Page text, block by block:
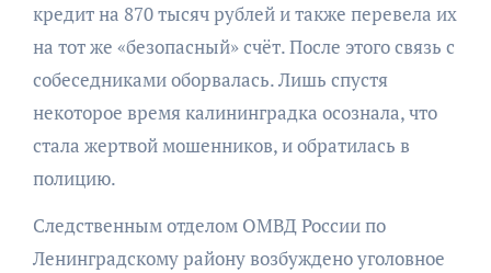
кредит на 870 тысяч рублей и также перевела их
на тот же «безопасный» счёт. После этого связь с
собеседниками оборвалась. Лишь спустя
некоторое время калининградка осознала, что
стала жертвой мошенников, и обратилась в
полицию.
Следственным отделом ОМВД России по
Ленинградскому району возбуждено уголовное